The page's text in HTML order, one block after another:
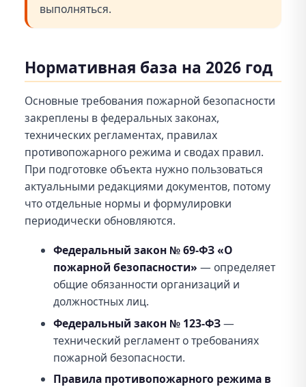
выполняться.
Нормативная база на 2026 год
Основные требования пожарной безопасности
закреплены в федеральных законах,
технических регламентах, правилах
противопожарного режима и сводах правил.
При подготовке объекта нужно пользоваться
актуальными редакциями документов, потому
что отдельные нормы и формулировки
периодически обновляются.
Федеральный закон № 69-ФЗ «О
пожарной безопасности» — определяет
общие обязанности организаций и
должностных лиц.
Федеральный закон № 123-ФЗ—
технический регламент о требованиях
пожарной безопасности.
Правила противопожарного режима в